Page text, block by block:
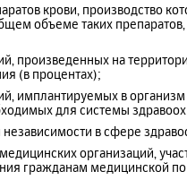
крови, производство
объеме таких
произведенных на
(в процентах);
имплантируемых в
для системы
в сфере
организаций,
гражданам медицинской